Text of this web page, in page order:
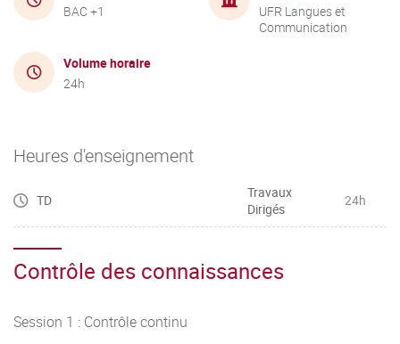
BAC +1
UFR Langues et
Communication
Volume horaire
24h
Heures d'enseignement
TD
Travaux
Dirigés
24h
Contrôle des connaissances
Session 1 : Contrôle continu